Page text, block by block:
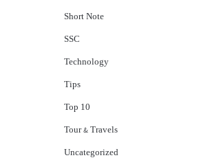
Short Note
‍SSC
Technology
Tips
Top 10
Tour & Travels
Uncategorized